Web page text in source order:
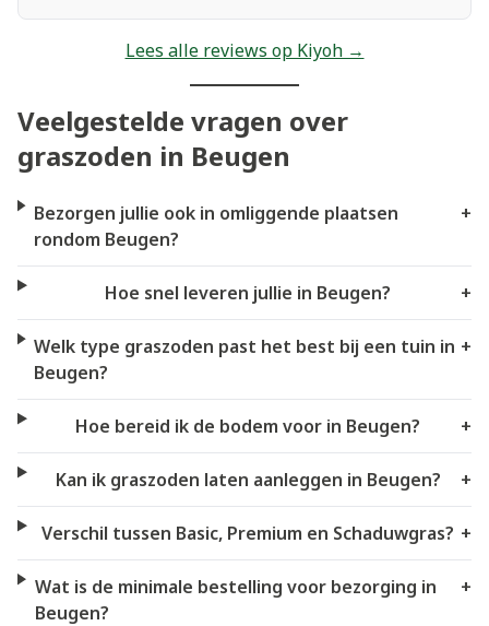
Lees alle reviews op Kiyoh →
Veelgestelde vragen over
graszoden in Beugen
Bezorgen jullie ook in omliggende plaatsen
rondom Beugen?
+
Hoe snel leveren jullie in Beugen? +
Welk type graszoden past het best bij een tuin in
Beugen?
+
Hoe bereid ik de bodem voor in Beugen? +
Kan ik graszoden laten aanleggen in Beugen? +
Verschil tussen Basic, Premium en Schaduwgras? +
Wat is de minimale bestelling voor bezorging in
Beugen?
+